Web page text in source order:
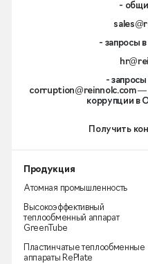
-
- запросы
-
corruption@reinnolc.com—
коррупции в
Получить
Продукция
Атомная промышленность
Высокоэффективный
теплообменный аппарат
GreenTube
Пластинчатые теплообменные
аппараты RePlate